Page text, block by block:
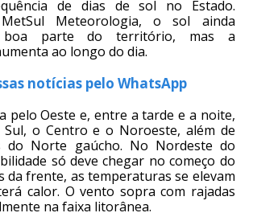
de dias de sol no Estado.
Meteorologia, o sol ainda
boa parte do território, mas a
ao longo do dia.
notícias pelo WhatsApp
pelo Oeste e, entre a tarde e a noite,
Sul, o Centro e o Noroeste, além de
do Norte gaúcho. No Nordeste do
só deve chegar no começo do
da frente, as temperaturas se elevam
calor. O vento sopra com rajadas
na faixa litorânea.